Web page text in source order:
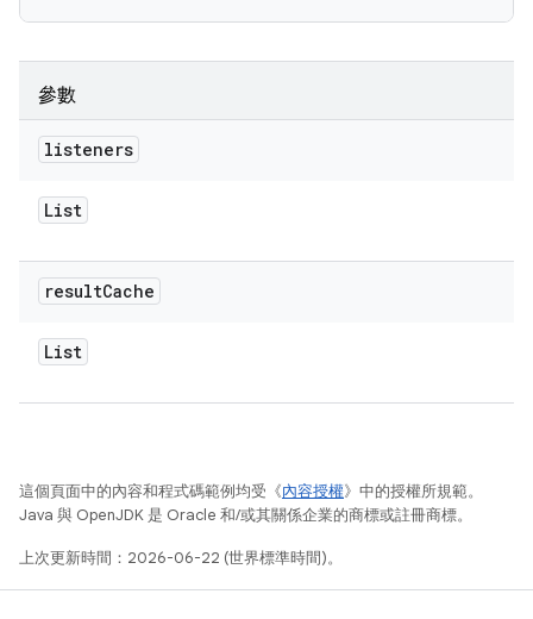
參數
listeners
List
resultCache
List
這個頁面中的內容和程式碼範例均受《內容授權》中的授權所規範。
Java 與 OpenJDK 是 Oracle 和/或其關係企業的商標或註冊商標。
上次更新時間：2026-06-22 (世界標準時間)。